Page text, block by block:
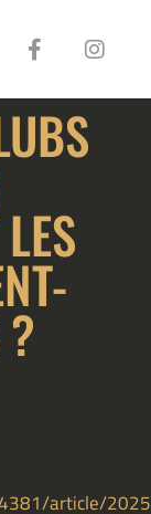
article/